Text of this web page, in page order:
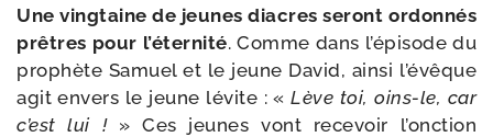
Une ving­taine de jeunes diacres seront ordon­nés
prêtres pour l’éternité. Comme dans l’épisode du
pro­phète Samuel et le jeune David, ain­si l’évêque
agit envers le jeune lévite : « Lève toi, oins-​le, car
c’est lui !» Ces jeunes vont rece­voir l’onction